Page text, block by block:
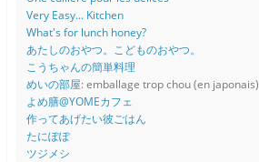
Very Easy... Kitchen
What's for lunch honey?
あたしのおやつ。こどものおやつ。
こうちゃんの簡単料理
めいの部屋: emballage trop chou (en japonais)
よめ膳@YOMEカフェ
作ってあげたい彼ごはん
たにぽぽ
ツジメシ